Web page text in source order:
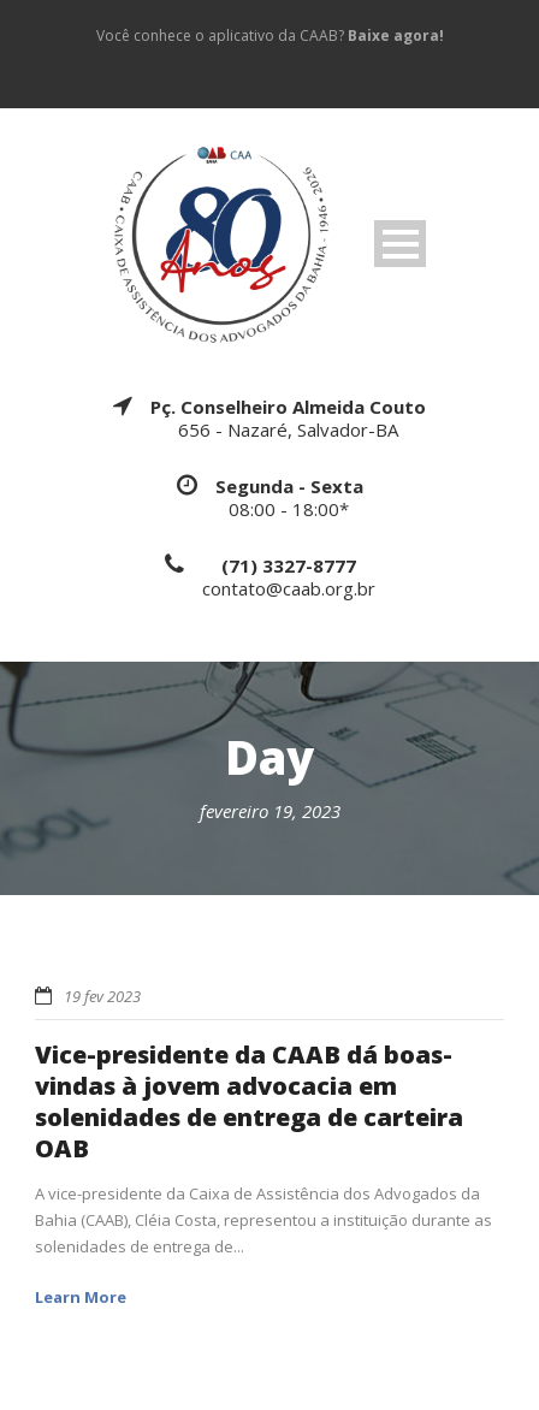
Você conhece o aplicativo da CAAB? Baixe agora!
Pç. Conselheiro Almeida Couto
656 - Nazaré, Salvador-BA
Segunda - Sexta
08:00 - 18:00*
(71) 3327-8777
contato@caab.org.br
Day
fevereiro 19, 2023
19 fev 2023
Vice-presidente da CAAB dá boas-
vindas à jovem advocacia em
solenidades de entrega de carteira
OAB
A vice-presidente da Caixa de Assistência dos Advogados da
Bahia (CAAB), Cléia Costa, representou a instituição durante as
solenidades de entrega de...
Learn More